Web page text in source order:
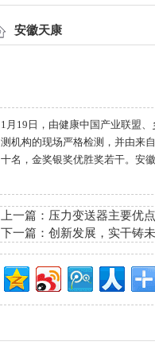
安徽天康
1月19日，由健康中国产业联盟
测机构的现场严格检测，并由来
十名，金奖银奖优胜奖若干。安
上一篇： 压力变送器主要优点
下一篇： 创新发展，实干铸